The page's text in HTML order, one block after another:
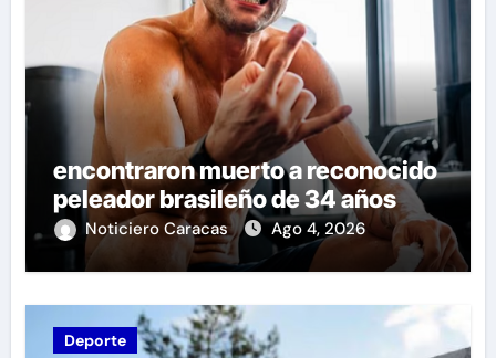
encontraron muerto a reconocido
peleador brasileño de 34 años
Noticiero Caracas Ago 4, 2026
Deporte